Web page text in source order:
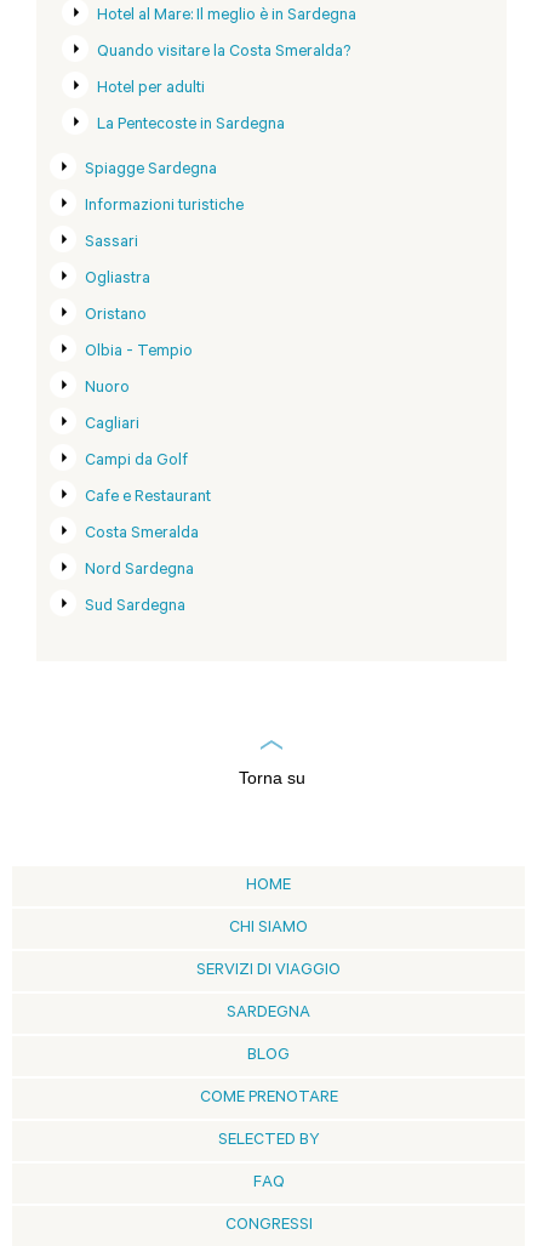
Hotel al Mare: Il meglio è in Sardegna
Quando visitare la Costa Smeralda?
Hotel per adulti
La Pentecoste in Sardegna
Spiagge Sardegna
Informazioni turistiche
Sassari
Ogliastra
Oristano
Olbia - Tempio
Nuoro
Cagliari
Campi da Golf
Cafe e Restaurant
Costa Smeralda
Nord Sardegna
Sud Sardegna
Torna su
HOME
CHI SIAMO
SERVIZI DI VIAGGIO
SARDEGNA
BLOG
COME PRENOTARE
SELECTED BY
FAQ
CONGRESSI